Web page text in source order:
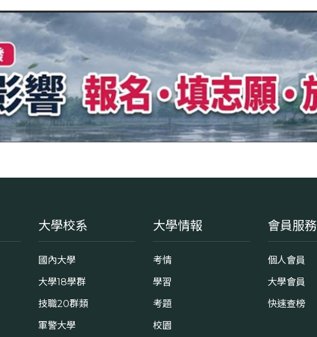
大學校系
國內大學
大學18學群
技職20群類
軍警大學
大學情報
考情
學習
考題
校園
會員服務
個人會員
大學會員
快速查榜